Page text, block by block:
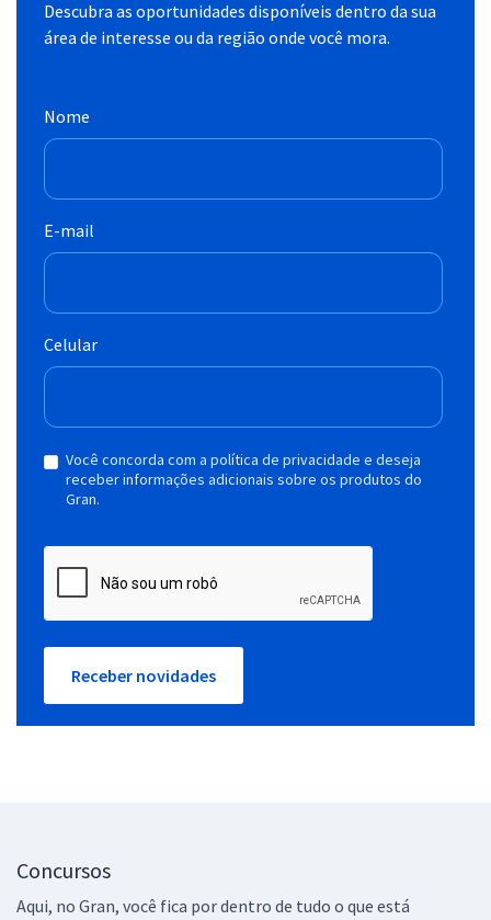
Descubra as oportunidades disponíveis dentro da sua
área de interesse ou da região onde você mora.
Nome
E-mail
Celular
Você concorda com a política de privacidade e deseja
receber informações adicionais sobre os produtos do
Gran.
Receber novidades
Concursos
Aqui, no Gran, você fica por dentro de tudo o que está